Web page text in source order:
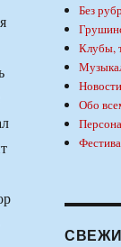
Без
Клубы,
Новости
Обо